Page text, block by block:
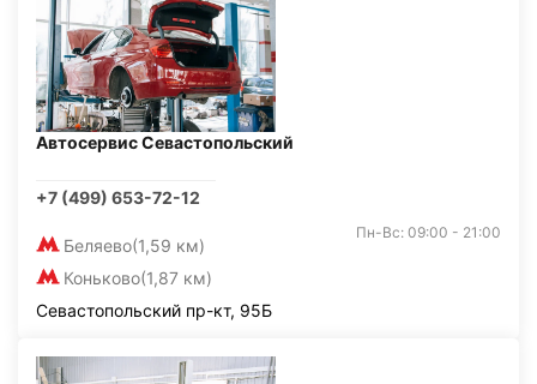
Автосервис Севастопольский
+7 (499) 653-72-12
Беляево(1,59 км)
Коньково(1,87 км)
Пн-Вс: 09:00 - 21:00
Севастопольский пр-кт, 95Б